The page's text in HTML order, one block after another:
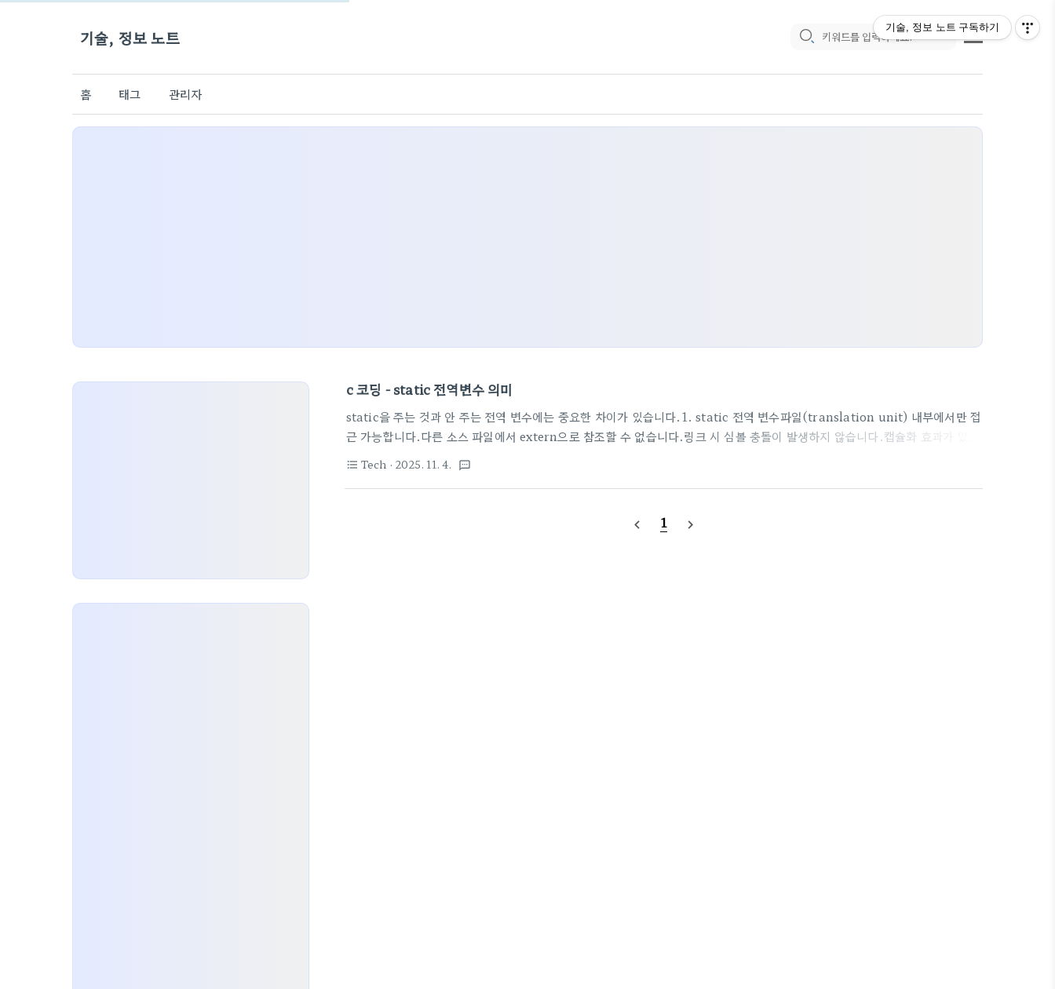
기술, 정보 노트
홈 태그 관리자
c 코딩 - static 전역변수 의미
static을 주는 것과 안 주는 전역 변수에는 중요한 차이가 있습니다.1. static 전역 변수파일(translation unit) 내부에서만 접
근 가능합니다.다른 소스 파일에서 extern으로 참조할 수 없습니다.링크 시 심볼 충돌이 발생하지 않습니다.캡슐화 효과가 있
static이 없는 전역 변수프로그램 전체(모든 소스 파일)에서 접근 가능합니다.다른 파일에서 extern으로 선언해서 사용할 수 있
format_list_bulleted Tech · 2025. 11. 4. textsms
navigate_before 1 navigate_next
기술, 정보 노트 구독하기